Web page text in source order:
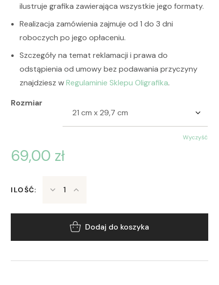
ilustruje grafika zawierająca wszystkie jego formaty.
Realizacja zamówienia zajmuje od 1 do 3 dni
roboczych po jego opłaceniu.
Szczegóły na temat reklamacji i prawa do
odstąpienia od umowy bez podawania przyczyny
znajdziesz wRegulaminie Sklepu Oligrafika.
Rozmiar
Wyczyść
69,00 zł
ILOŚĆ:
Dodaj do koszyka